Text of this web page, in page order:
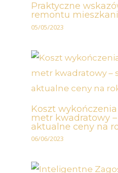
Praktyczne
remontu
05/05/2023
Koszt
metr kwadratowy
aktualne ceny na
06/06/2023